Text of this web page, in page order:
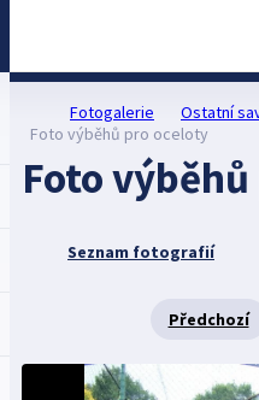
Fotogalerie Ostatní
Foto výběhů pro oceloty
Foto
Seznam fotografií
Předchozí